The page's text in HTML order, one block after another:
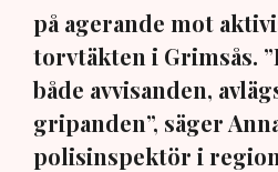
på agerande mot
torvtäkten i Grimsås.
både avvisanden,
gripanden”, säger
polisinspektör i